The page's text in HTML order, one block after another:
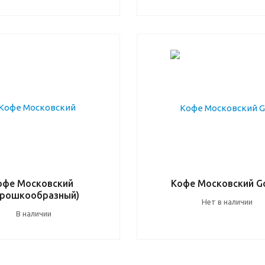
Московский
В наличии
Кофе Московский
Нет в наличии